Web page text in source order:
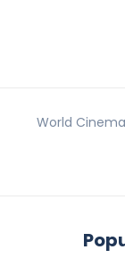
World Cinema